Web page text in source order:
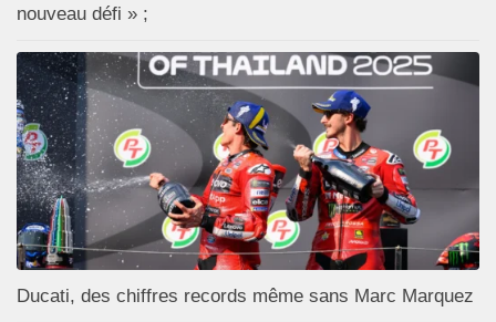
nouveau défi » ;
Ducati, des chiffres records même sans Marc Marquez